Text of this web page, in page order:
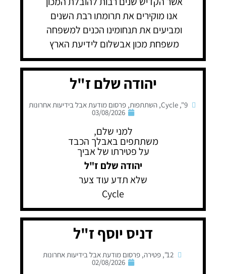
אנו מוקירים את תרומתו רבת השנים
ומביעים את תנחומינו הכנים למשפחה
משפחת מכון אבשלום לידיעת הארץ
יהודה שלם ז"ל
9"
,
Cycle
, השתתפות, פרסום מודעת אבל בידיעות אחרונות
03/08/2026
למני שלם,
משתתפים באבלך הכבד
על פטירתו של אביך
יהודה שלם ז"ל
שלא תדע עוד צער
Cycle
דניס יוסף ז"ל
12"
, פטירה, פרסום מודעת אבל בידיעות אחרונות
02/08/2026